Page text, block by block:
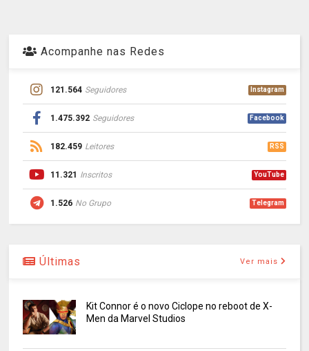
Acompanhe nas Redes
121.564 Seguidores Instagram
1.475.392 Seguidores Facebook
182.459 Leitores RSS
11.321 Inscritos YouTube
1.526 No Grupo Telegram
Últimas Ver mais
Kit Connor é o novo Ciclope no reboot de X-
Men da Marvel Studios